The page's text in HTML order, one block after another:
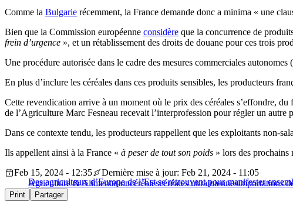
Comme la Bulgarie récemment, la France demande donc a minima « une
Bien que la Commission européenne considère que la concurrence de
frein d’urgence », et un rétablissement des droits de douane pour ces trois
Une procédure autorisée dans le cadre des mesures commerciales
En plus d’inclure les céréales dans ces produits sensibles, les producteurs
Cette revendication arrive à un moment où le prix des céréales s’effondre,
de l’Agriculture Marc Fesneau recevait l’interprofession pour régler un autre
Dans ce contexte tendu, les producteurs rappellent que les exploitants non-
Ils appellent ainsi à la France « à peser de tout son poids » lors des
Des agriculteurs d’Europe de l’Est se retrouvent pour manifester
Feb 15, 2024 - 12:35
Dernière mise à jour: Feb 21, 2024 - 11:05
Agriculture & Alimentationcéréalescéréales ukrainiennesimportations
Print Partager